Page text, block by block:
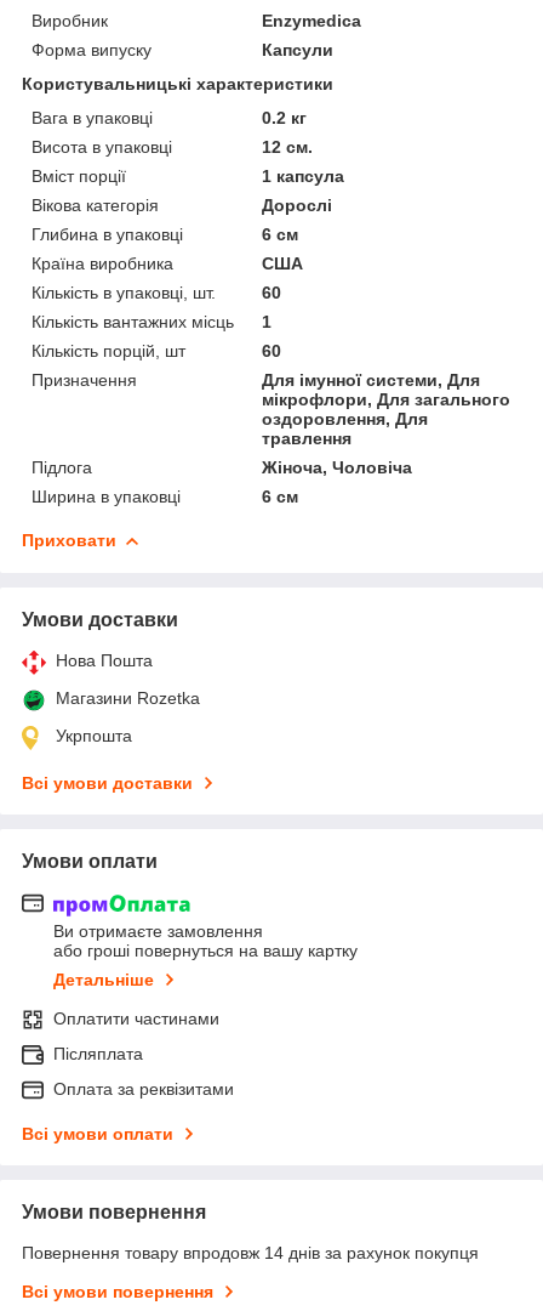
Виробник
Enzymedica
Форма випуску
Капсули
Користувальницькі характеристики
Вага в упаковці
0.2 кг
Висота в упаковці
12 см.
Вміст порції
1 капсула
Вікова категорія
Дорослі
Глибина в упаковці
6 см
Країна виробника
США
Кількість в упаковці, шт.
60
Кількість вантажних місць
1
Кількість порцій, шт
60
Призначення
Для імунної системи, Для
мікрофлори, Для загального
оздоровлення, Для
травлення
Підлога
Жіноча, Чоловіча
Ширина в упаковці
6 см
Приховати
Умови доставки
Нова Пошта
Магазини Rozetka
Укрпошта
Всі умови доставки
Умови оплати
Ви отримаєте замовлення
або гроші повернуться на вашу картку
Детальніше
Оплатити частинами
Післяплата
Оплата за реквізитами
Всі умови оплати
Умови повернення
Повернення товару впродовж 14 днів за рахунок покупця
Всі умови повернення